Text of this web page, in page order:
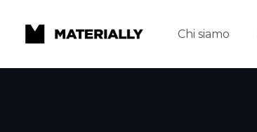
Chi siamo